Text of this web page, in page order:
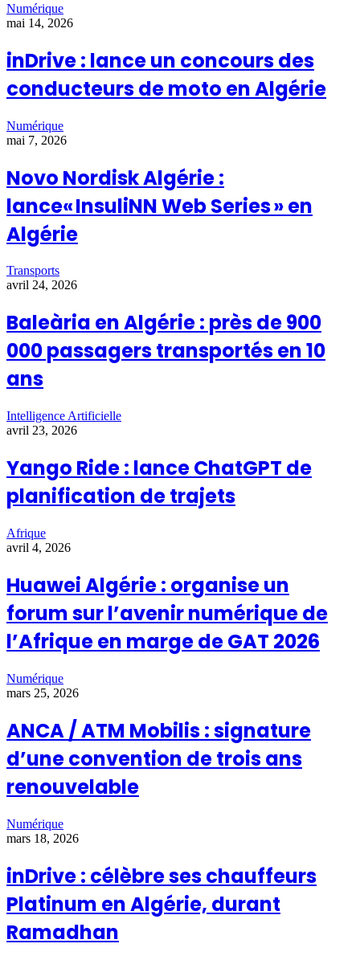
Numérique
mai 14, 2026
inDrive : lance un concours des
conducteurs de moto en Algérie
Numérique
mai 7, 2026
Novo Nordisk Algérie :
lance« InsuliNN Web Series » en
Algérie
Transports
avril 24, 2026
Baleària en Algérie : près de 900
000 passagers transportés en 10
ans
Intelligence Artificielle
avril 23, 2026
Yango Ride : lance ChatGPT de
planification de trajets
Afrique
avril 4, 2026
Huawei Algérie : organise un
forum sur l’avenir numérique de
l’Afrique en marge de GAT 2026
Numérique
mars 25, 2026
ANCA / ATM Mobilis : signature
d’une convention de trois ans
renouvelable
Numérique
mars 18, 2026
inDrive : célèbre ses chauffeurs
Platinum en Algérie, durant
Ramadhan